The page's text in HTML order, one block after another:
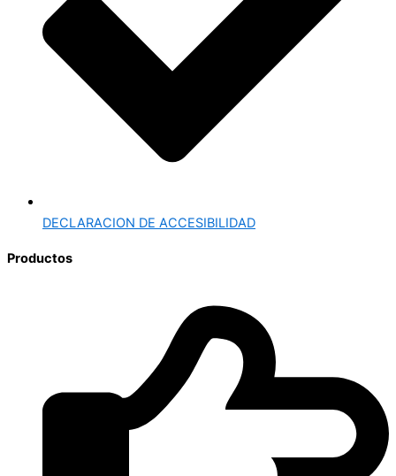
DECLARACION DE ACCESIBILIDAD
Productos